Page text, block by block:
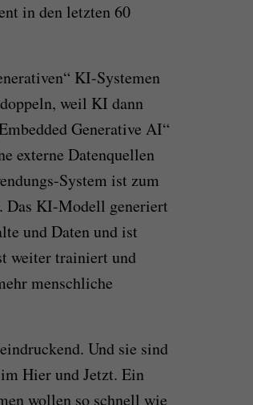
in den letzten 60
KI-Systemen
weil KI dann
Generative AI“
externe Datenquellen
System ist zum
Das KI-Modell generiert
und Daten und ist
weiter trainiert und
menschliche
Und sie sind
Hier und Jetzt. Ein
wollen so schnell wie